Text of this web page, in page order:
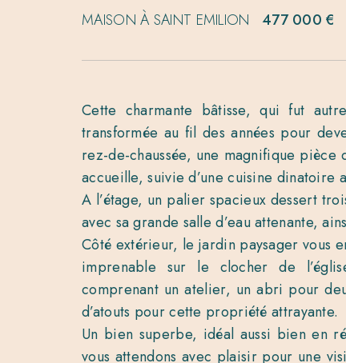
MAISON À SAINT EMILION 477 000 €
Cette charmante bâtisse, qui fut
transformée au fil des années pour
rez-de-chaussée, une magnifique
accueille, suivie d’une cuisine dinatoire
A l’étage, un palier spacieux dessert
avec sa grande salle d’eau attenante,
Côté extérieur, le jardin paysager vous
imprenable sur le clocher de
comprenant un atelier, un abri pour
d’atouts pour cette propriété attrayante.
Un bien superbe, idéal aussi bien en
vous attendons avec plaisir pour une